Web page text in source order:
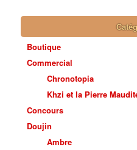
Boutique
Commercial
Chronotopia
Khzi et la Pierre
Concours
Doujin
Ambre